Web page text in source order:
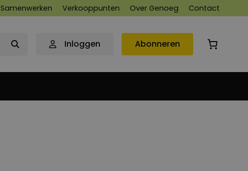
Samenwerken Verkooppunten Over Genoeg Contact
Inloggen Abonneren